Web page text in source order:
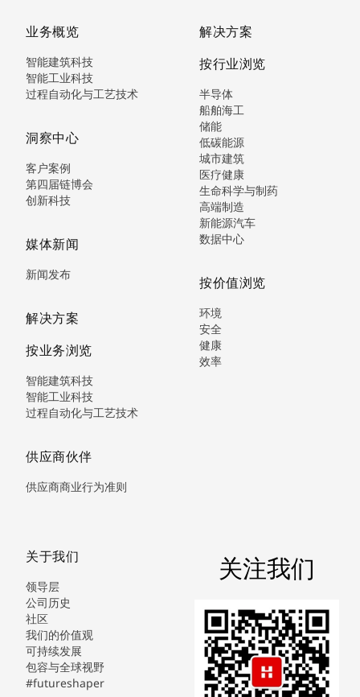
业务概览
智能建筑科技
智能工业科技
过程自动化与工艺技术
洞察中心
客户案例
第四届链博会
创新科技
媒体新闻
新闻发布
解决方案
按业务浏览
智能建筑科技
智能工业科技
过程自动化与工艺技术
供应商伙伴
供应商商业行为准则
解决方案
按行业浏览
半导体
船舶海工
储能
低碳能源
城市建筑
医疗健康
生命科学与制药
高端制造
新能源汽车
数据中心
按价值浏览
环境
安全
健康
效率
关于我们
领导层
公司历史
社区
我们的价值观
可持续发展
包容与全球视野
#futureshaper
关注我们